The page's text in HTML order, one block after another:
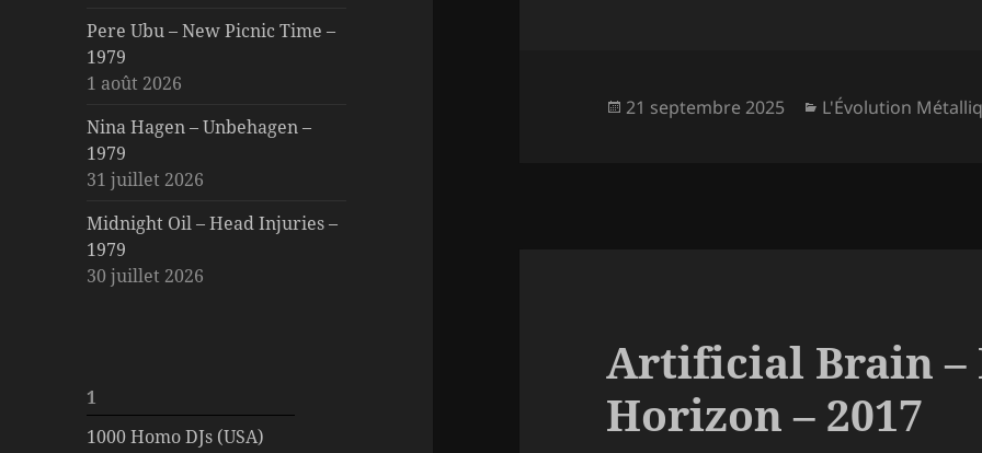
Pere Ubu – New Picnic Time –
1979
1 août 2026
Nina Hagen – Unbehagen –
1979
31 juillet 2026
Midnight Oil – Head Injuries –
1979
30 juillet 2026
1
1000 Homo DJs (USA)
Publié
21 septembre 2025 Catégories
L'Évolution
Artificial Brain
Horizon – 2017